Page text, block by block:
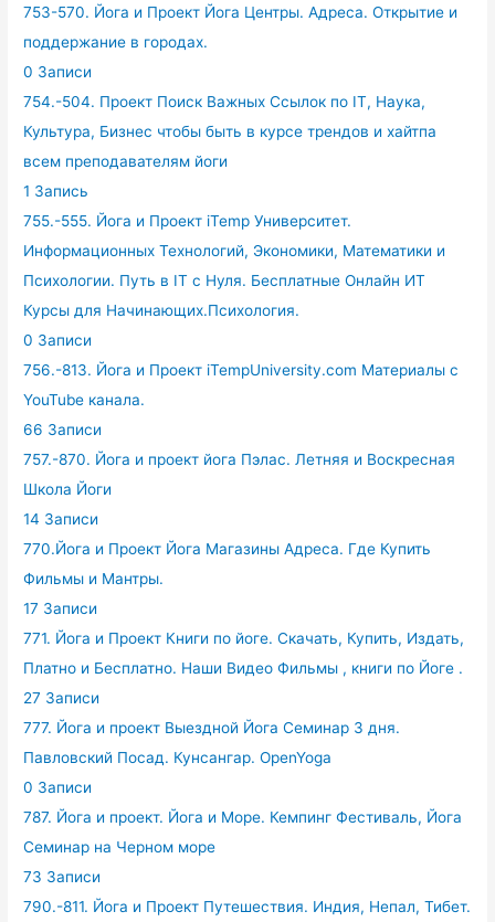
753-570. Йога и Проект Йога Центры. Адреса. Открытие и
поддержание в городах.
0 Записи
754.-504. Проект Поиск Важных Ссылок по IT, Наука,
Культура, Бизнес чтобы быть в курсе трендов и хайтпа
всем преподавателям йоги
1 Запись
755.-555. Йога и Проект iTemp Университет.
Информационных Технологий, Экономики, Математики и
Психологии. Путь в IT с Нуля. Бесплатные Онлайн ИТ
Курсы для Начинающих.Психология.
0 Записи
756.-813. Йога и Проект iTempUniversity.com Материалы с
YouTube канала.
66 Записи
757.-870. Йога и проект йога Пэлас. Летняя и Воскресная
Школа Йоги
14 Записи
770.Йога и Проект Йога Магазины Адреса. Где Купить
Фильмы и Мантры.
17 Записи
771. Йога и Проект Книги по йоге. Скачать, Купить, Издать,
Платно и Бесплатно. Наши Видео Фильмы , книги по Йоге .
27 Записи
777. Йога и проект Выездной Йога Семинар 3 дня.
Павловский Посад. Кунсангар. OpenYoga
0 Записи
787. Йога и проект. Йога и Море. Кемпинг Фестиваль, Йога
Семинар на Черном море
73 Записи
790.-811. Йога и Проект Путешествия. Индия, Непал, Тибет.